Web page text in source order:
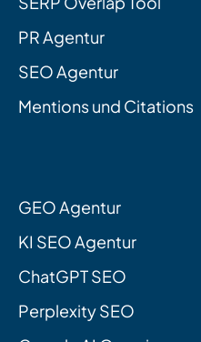
PR Agentur
SEO Agentur
Mentions und Citations
GEO Agentur
KI SEO Agentur
ChatGPT SEO
Perplexity SEO